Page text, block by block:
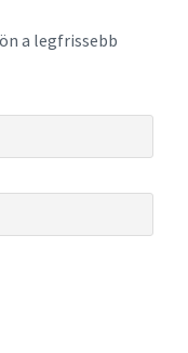
a legfrissebb